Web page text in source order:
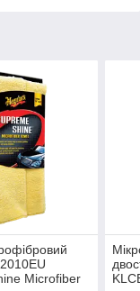
Microfiber